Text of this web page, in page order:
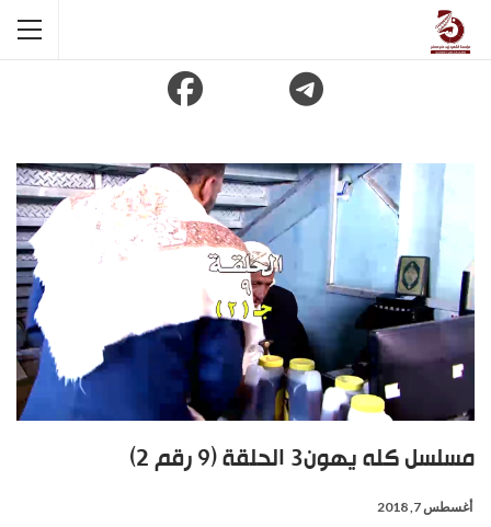
مسلسل كله يهون3 الحلقة (9 رقم 2)
أغسطس 7, 2018